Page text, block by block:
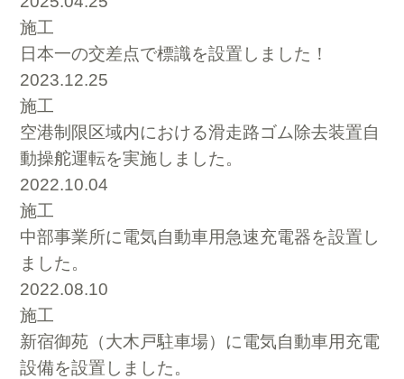
施工
日本一の交差点で標識を設置しました！
2023.12.25
施工
空港制限区域内における滑走路ゴム除去装置自
動操舵運転を実施しました。
2022.10.04
施工
中部事業所に電気自動車用急速充電器を設置し
ました。
2022.08.10
施工
新宿御苑（大木戸駐車場）に電気自動車用充電
設備を設置しました。